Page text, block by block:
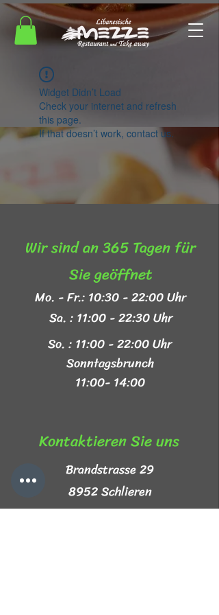
Widget Didn’t Load
Check your internet and refresh
this page.
If that doesn’t work, contact us.
Wir sind an 365 Tagen für
Sie geöffnet​
Mo. - Fr.: 10:30 - 22:00 Uhr
Sa. : 11:00 - 22:30 Uhr
So. : 11:00 - 22:00 Uhr
Sonntagsbrunch
11:00- 14:00
Kontaktieren Sie uns​
Brandstrasse 29
8952 Schlieren
+41 44 999 44 44